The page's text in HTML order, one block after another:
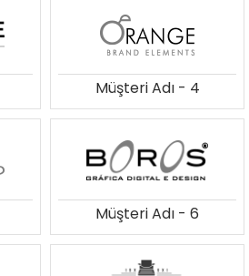
Müşteri Adı - 4
Müşteri Adı - 6